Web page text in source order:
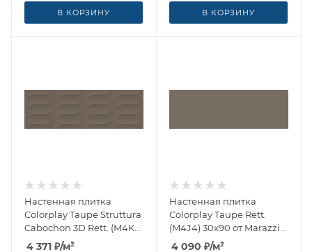
В КОРЗИНУ В КОРЗИНУ
Настенная плитка
Colorplay Taupe Struttura
Cabochon 3D Rett. (M4KP)
30x90 от Marazzi Italy
4 371 ₽/м²
Настенная плитка
Colorplay Taupe Rett.
(M4J4) 30x90 от Marazzi
Italy (Италия)
4 090 ₽/м²